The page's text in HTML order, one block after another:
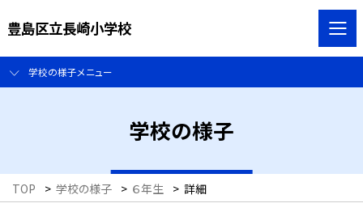
豊島区立長崎小学校
学校の様子メニュー
学校の様子
TOP > 学校の様子 > ６年生 > 詳細